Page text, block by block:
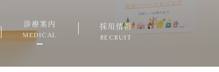
診療案内
MEDICAL
採用情報
RECRUIT